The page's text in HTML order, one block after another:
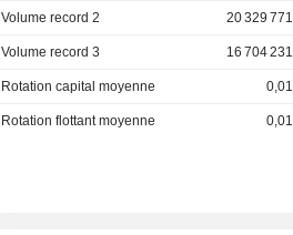
Volume record 2 20 329 771
Volume record 3 16 704 231
Rotation capital moyenne 0,01
Rotation flottant moyenne 0,01